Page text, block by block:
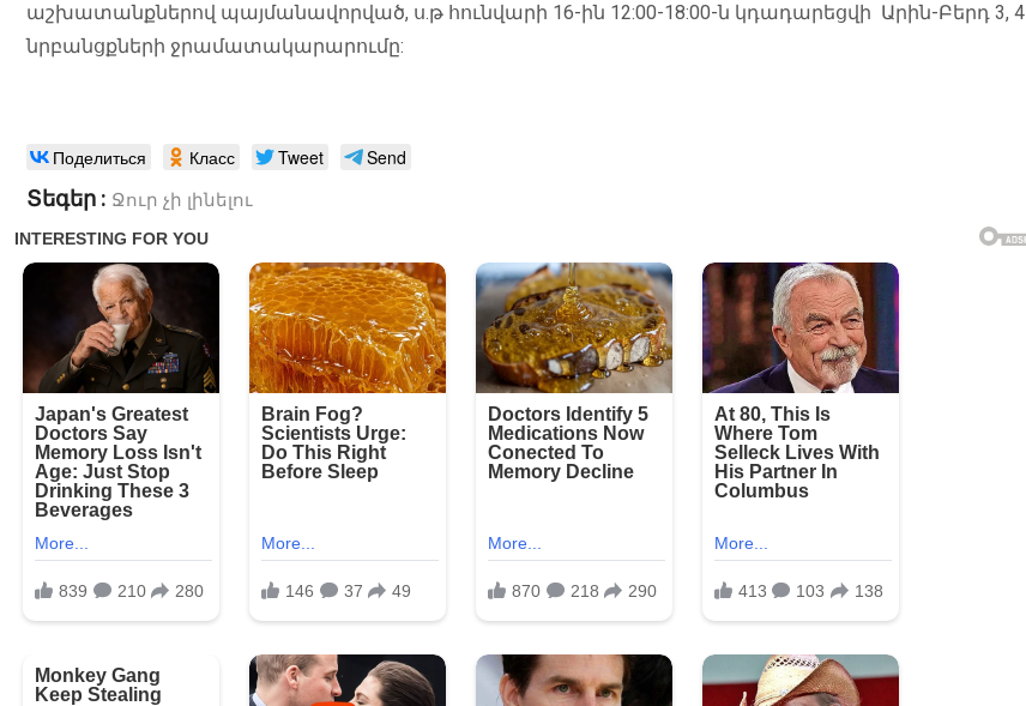
աշխատանքներով պայմանավորված, ս.թ հունվարի 16-ին 12:00-18:00-ն կդադարեցվի Արին-Բերդ 3, 4
նրբանցքների ջրամատակարարումը:
Поделиться Класс Tweet Send
Տեգեր : Ջուր չի լինելու